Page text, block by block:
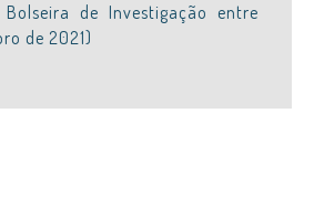
de Investigação entre
de 2021)